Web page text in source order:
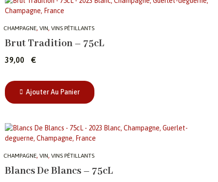
CHAMPAGNE, VIN, VINS PÉTILLANTS
Brut Tradition – 75cL
39,00 €
Ajouter Au Panier
CHAMPAGNE, VIN, VINS PÉTILLANTS
Blancs De Blancs – 75cL